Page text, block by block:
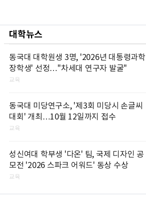
대학뉴스
동국대 대학원생 3명, '2026년 대통령과학
장학생' 선정…"차세대 연구자 발굴"
교육
동국대 미당연구소, '제3회 미당시 손글씨
대회' 개최…10월 12일까지 접수
교육
성신여대 학부생 '다온' 팀, 국제 디자인 공
모전 '2026 스파크 어워드' 동상 수상
교육